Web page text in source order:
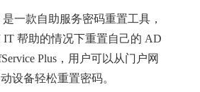
是一款自助服务密码重置工具，
帮助的情况下重置自己的 AD
Plus，用户可以从门户网
设备轻松重置密码。